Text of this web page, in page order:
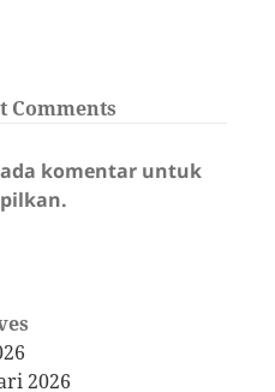
Comments
komentar untuk
2026